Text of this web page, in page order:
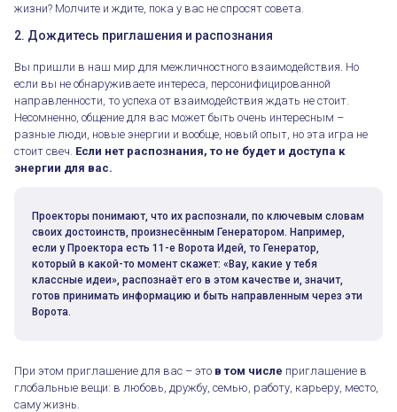
жизни? Молчите и ждите, пока у вас не спросят совета.
2. Дождитесь приглашения и распознания
Вы пришли в наш мир для межличностного взаимодействия. Но
если вы не обнаруживаете интереса, персонифицированной
направленности, то успеха от взаимодействия ждать не стоит.
Несомненно, общение для вас может быть очень интересным –
разные люди, новые энергии и вообще, новый опыт, но эта игра не
стоит свеч. Если нет распознания, то не будет и доступа к
энергии для вас.
Проекторы понимают, что их распознали, по ключевым словам
своих достоинств, произнесённым Генератором. Например,
если у Проектора есть 11-е Ворота Идей, то Генератор,
который в какой-то момент скажет: «Вау, какие у тебя
классные идеи», распознаёт его в этом качестве и, значит,
готов принимать информацию и быть направленным через эти
Ворота.
При этом приглашение для вас – это в том числе приглашение в
глобальные вещи: в любовь, дружбу, семью, работу, карьеру, место,
саму жизнь.